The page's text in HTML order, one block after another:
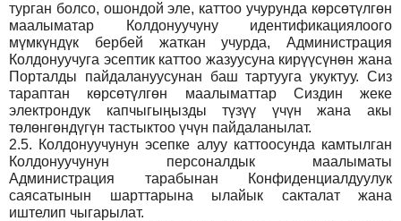
турган болсо, ошондой эле, каттоо учурунда көрсөтүлгөн
маалыматар Колдонуучуну идентификациялоого
мүмкүндүк бербей жаткан учурда, Администрация
Колдонуучуга эсептик каттоо жазуусуна кирүүсүнөн жана
Порталды пайдалануусунан баш тартууга укуктуу. Сиз
тараптан көрсөтүлгөн маалыматтар Сиздин жеке
электрондук капчыгыңызды түзүү үчүн жана акы
төлөнгөндүгүн тастыктоо үчүн пайдаланылат.
2.5. Колдонуучунун эсепке алуу каттоосунда камтылган
Колдонуучунун персоналдык маалыматы
Администрация тарабынан Конфиденциалдуулук
саясатынын шарттарына ылайык сакталат жана
иштелип чыгарылат.